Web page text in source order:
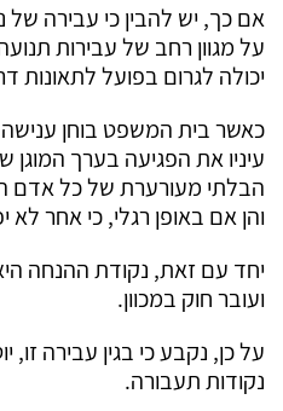
אם כך, יש להבין כי עבירה של
על מגוון רחב של עבירות
יכולה לגרום בפועל לתאונות
כאשר בית המשפט בוחן ענישה
עיניו את הפגיעה בערך המוגן
הבלתי מעורערת של כל אדם
והן אם באופן רגלי, כי אחר לא
יחד עם זאת, נקודת ההנחה
ועובר חוק במכוון.
נקודות תעבורה.